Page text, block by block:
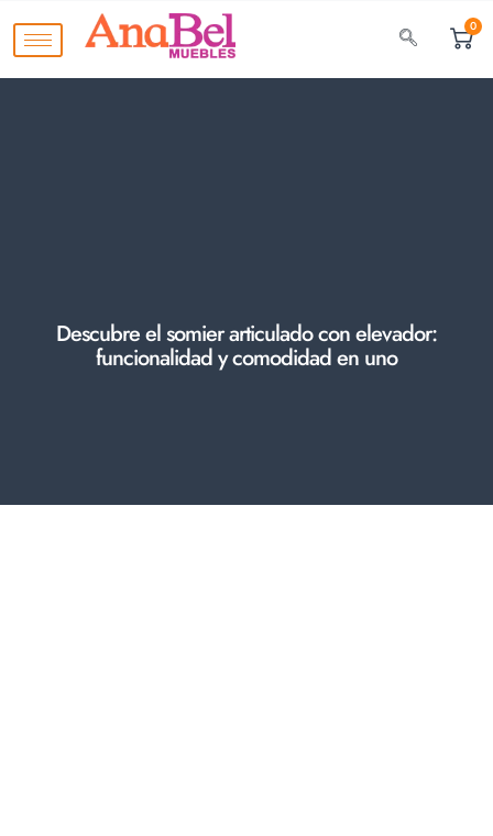
0
Descubre el somier articulado con elevador:
funcionalidad y comodidad en uno